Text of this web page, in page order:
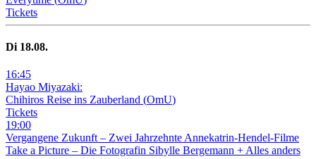
Tickets
Di 18.08.
16:45
Hayao Miyazaki:
Chihiros Reise ins Zauberland (OmU)
Tickets
19:00
Vergangene Zukunft – Zwei Jahrzehnte Annekatrin-Hendel-Filme
Take a Picture – Die Fotografin Sibylle Bergemann + Alles anders